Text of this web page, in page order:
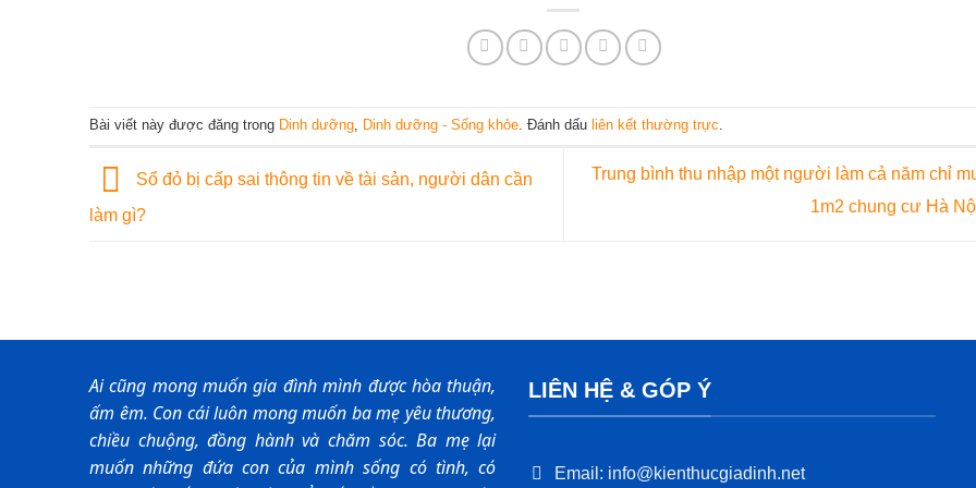
Bài viết này được đăng trong Dinh dưỡng Dinh dưỡng - Sống khỏe . Đánh dấu liên kết thường trực
Sổ đỏ bị cấp sai thông tin về tài sản, người dân cần
làm gì?
Trung bình thu nhập một người làm cả năm chỉ
1m2 chung cư Hà
Ai cũng mong muốn gia đình mình được hòa thuận,
ấm êm. Con cái luôn mong muốn ba mẹ yêu thương,
chiều chuộng, đồng hành và chăm sóc. Ba mẹ lại
muốn những đứa con của mình sống có tình, có
LIÊN HỆ & GÓP Ý
Email: info@kienthucgiadinh.net